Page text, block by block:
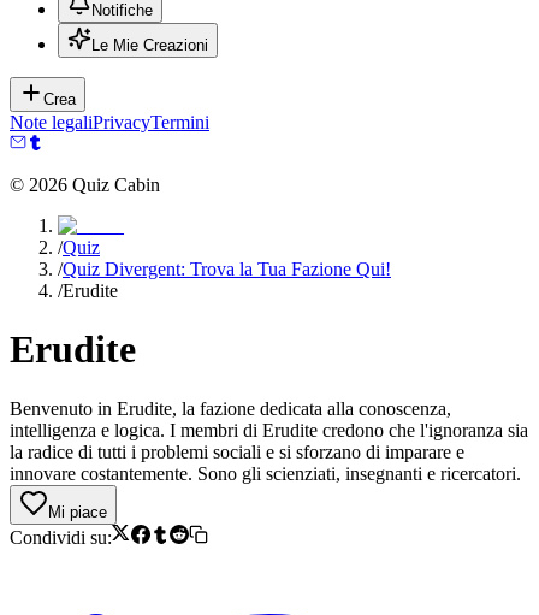
Notifiche
Le Mie Creazioni
Crea
Note legaliPrivacyTermini
© 2026 Quiz Cabin
/Quiz
/Quiz Divergent: Trova la Tua Fazione Qui!
/Erudite
Erudite
Benvenuto in Erudite, la fazione dedicata alla conoscenza,
intelligenza e logica. I membri di Erudite credono che l'ignoranza sia
la radice di tutti i problemi sociali e si sforzano di imparare e
innovare costantemente. Sono gli scienziati, insegnanti e ricercatori.
Mi piace
Condividi su: